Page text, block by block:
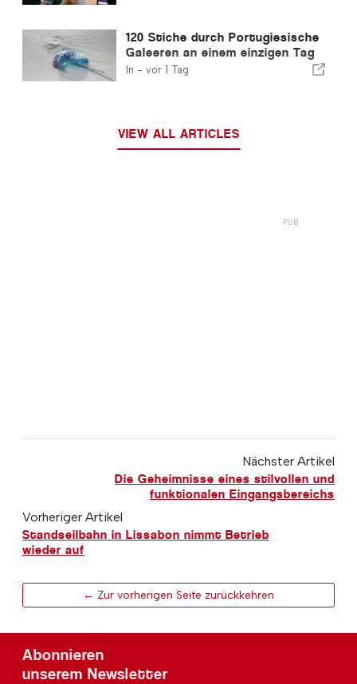
120 Stiche durch Portugiesische
Galeeren an einem einzigen Tag
verzeichnet
In - vor 1 Tag
VIEW ALL ARTICLES
Nächster Artikel
Die Geheimnisse eines stilvollen und
funktionalen Eingangsbereichs
Vorheriger Artikel
Standseilbahn in Lissabon nimmt Betrieb
wieder auf
← Zur vorherigen Seite zurückkehren
Abonnieren
unserem Newsletter